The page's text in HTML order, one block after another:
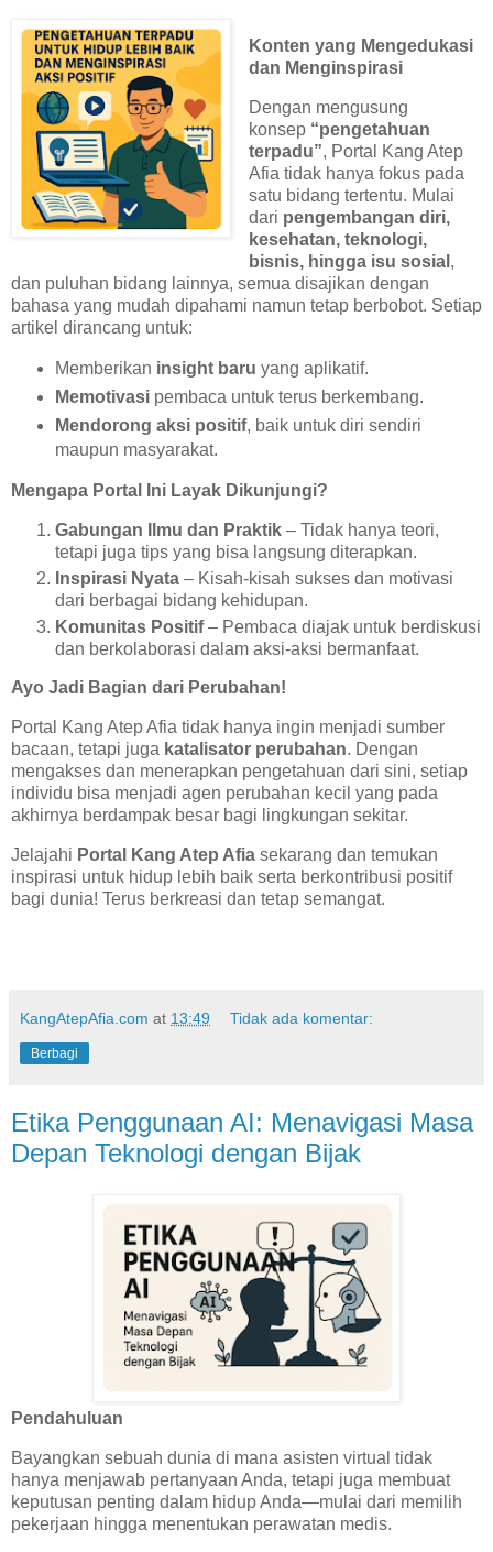
Konten yang Mengedukasi
dan Menginspirasi
Dengan mengusung
konsep “pengetahuan
terpadu”, Portal Kang Atep
Afia tidak hanya fokus pada
satu bidang tertentu. Mulai
dari pengembangan diri,
kesehatan, teknologi,
bisnis, hingga isu sosial ,
dan puluhan bidang lainnya, semua disajikan dengan
bahasa yang mudah dipahami namun tetap berbobot. Setiap
artikel dirancang untuk:
Memberikan insight baru yang aplikatif.
Memotivasipembaca untuk terus berkembang.
Mendorong aksi positif, baik untuk diri sendiri
maupun masyarakat.
Mengapa Portal Ini Layak Dikunjungi?
Gabungan Ilmu dan Praktik – Tidak hanya teori,
tetapi juga tips yang bisa langsung diterapkan.
Inspirasi Nyata – Kisah-kisah sukses dan motivasi
dari berbagai bidang kehidupan.
Komunitas Positif– Pembaca diajak untuk berdiskusi
dan berkolaborasi dalam aksi-aksi bermanfaat.
Ayo Jadi Bagian dari Perubahan!
Portal Kang Atep Afia tidak hanya ingin menjadi sumber
bacaan, tetapi juga katalisator perubahan. Dengan
mengakses dan menerapkan pengetahuan dari sini, setiap
individu bisa menjadi agen perubahan kecil yang pada
akhirnya berdampak besar bagi lingkungan sekitar.
Jelajahi Portal Kang Atep Afia sekarang dan temukan
inspirasi untuk hidup lebih baik serta berkontribusi positif
bagi dunia! Terus berkreasi dan tetap semangat.
KangAtepAfia.com at 13:49 Tidak ada komentar:
Berbagi
Etika Penggunaan AI: Menavigasi Masa
Depan Teknologi dengan Bijak
Pendahuluan
Bayangkan sebuah dunia di mana asisten virtual tidak
hanya menjawab pertanyaan Anda, tetapi juga membuat
keputusan penting dalam hidup Anda—mulai dari memilih
pekerjaan hingga menentukan perawatan medis.